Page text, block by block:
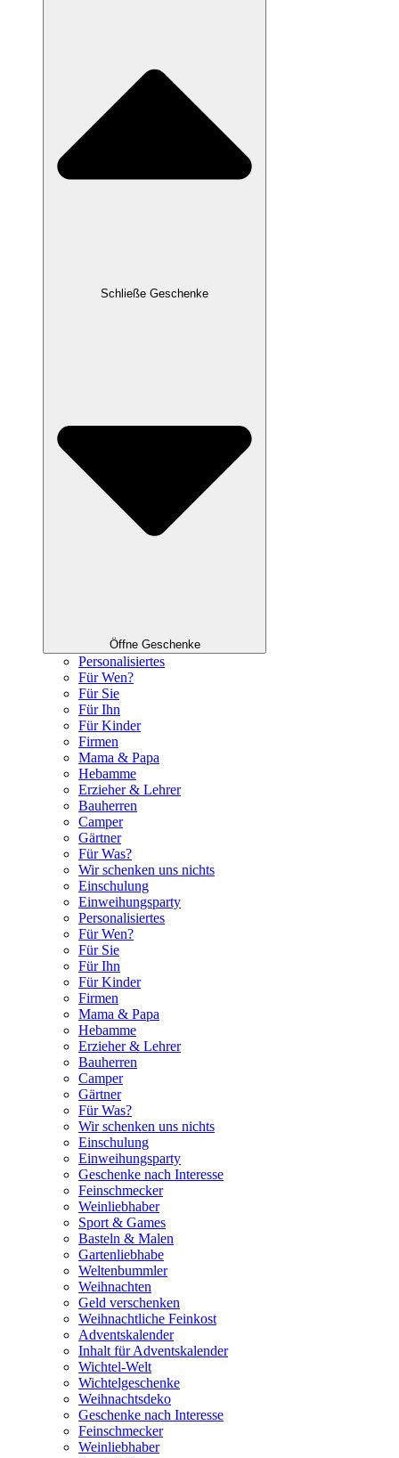
Schließe Geschenke
Öffne Geschenke
Personalisiertes
Für Wen?
Für Sie
Für Ihn
Für Kinder
Firmen
Mama & Papa
Hebamme
Erzieher & Lehrer
Bauherren
Camper
Gärtner
Für Was?
Wir schenken uns nichts
Einschulung
Einweihungsparty
Personalisiertes
Für Wen?
Für Sie
Für Ihn
Für Kinder
Firmen
Mama & Papa
Hebamme
Erzieher & Lehrer
Bauherren
Camper
Gärtner
Für Was?
Wir schenken uns nichts
Einschulung
Einweihungsparty
Geschenke nach Interesse
Feinschmecker
Weinliebhaber
Sport & Games
Basteln & Malen
Gartenliebhabe
Weltenbummler
Weihnachten
Geld verschenken
Weihnachtliche Feinkost
Adventskalender
Inhalt für Adventskalender
Wichtel-Welt
Wichtelgeschenke
Weihnachtsdeko
Geschenke nach Interesse
Feinschmecker
Weinliebhaber